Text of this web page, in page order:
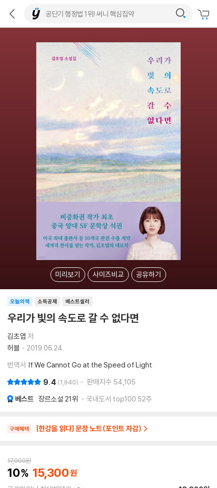
미리보기 사이즈비교 공유하기
소득공제 베스트셀러
오늘의책
우리가 빛의 속도로 갈 수 없다면
김초엽 저
허블
2019.06.24.
번역서 If We Cannot Go at the Speed of Light
9.4 1,940 판매지수 54,105
베스트 장르소설 21위 국내도서 top100 52주
구매혜택 [한강을 읽다] 문장 노트(포인트 차감)
17,000원
10 15,300